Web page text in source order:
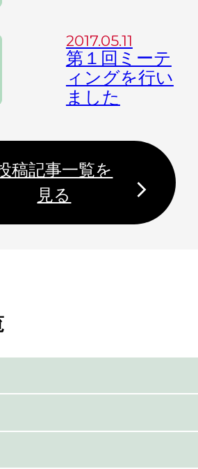
2017.05.11
第１回ミーテ
ィングを行い
ました
稿記事一覧を
見る